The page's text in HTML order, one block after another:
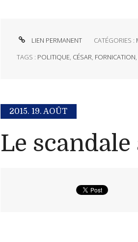
LIEN PERMANENT CATÉGORIES :
TAGS : POLITIQUE, CÉSAR, FORNICATION,
2015. 19. AOÛT
Le